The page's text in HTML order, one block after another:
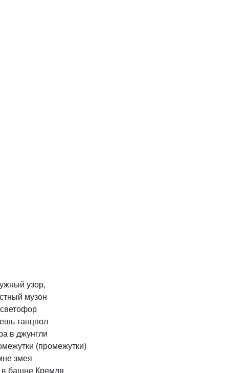
узор,
музон
светофор
танцпол
в джунгли
(промежутки)
змея
в башне Кремля